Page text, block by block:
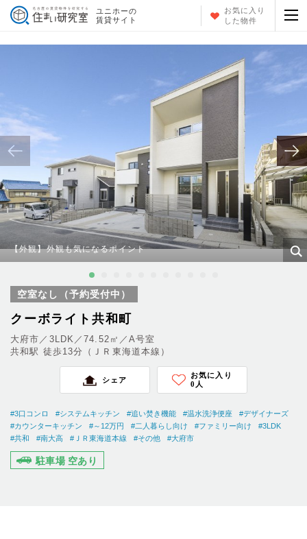
ユニホーの
賃貸サイト
お気に入り
した物件
【外観】外観も気になるポイント
空室なし（予約受付中）
クーボライト共和町
大府市／3LDK／74.52㎡／A号室
共和駅 徒歩13分（ＪＲ東海道本線）
シェア
お気に入り
0 人
#3口コンロ #システムキッチン #追い焚き機能 #温水洗浄便座
#デザイナーズ
#カウンターキッチン
#～12万円 #二人暮らし向け #ファミリー向け
#3LDK
#共和
#南大高 #ＪＲ東海道本線 #その他 #大府市
駐車場 空あり